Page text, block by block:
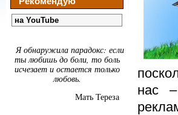
на YouTube
Я обнаружила парадокс: если
ты любишь до боли, то боль
исчезает и остается только
любовь.
Мать Тереза
нас